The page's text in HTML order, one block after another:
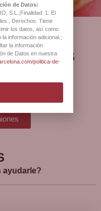
nuestros
ayudarle?
de Datos:
S.L.;Finalidad: 1: El
Derechos: Tiene
los datos, así como
información adicional.;
la información
de Datos en nuestra
politica-de-